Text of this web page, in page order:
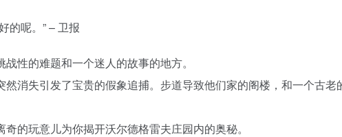
的呢。” – 卫报
性的难题和一个迷人的故事的地方。
消失引发了宝贵的假象追捕。步道导致他们家的阁楼，和一个古老
的玩意儿为你揭开沃尔德格雷夫庄园内的奥秘。